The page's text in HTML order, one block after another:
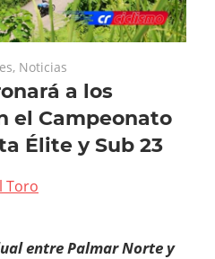
, Noticias
a los
el Campeonato
Élite y Sub 23
Toro
entre Palmar Norte y